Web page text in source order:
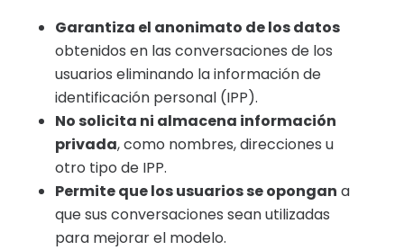
Garantiza el anonimato de los datos
obtenidos en las conversaciones de los
usuarios eliminando la información de
identificación personal (IPP).
No solicita ni almacena información
privada, como nombres, direcciones u
otro tipo de IPP.
Permite que los usuarios se opongan a
que sus conversaciones sean utilizadas
para mejorar el modelo.